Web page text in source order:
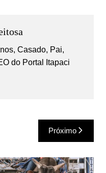
Casado, Pai,
do Portal Itapaci
Próximo